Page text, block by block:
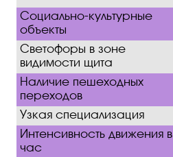
Социально-культурные
объекты
Светофоры в зоне
видимости щита
Наличие пешеходных
переходов
Узкая специализация
Интенсивность движения в
час